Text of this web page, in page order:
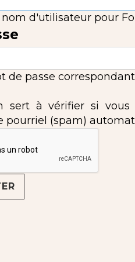
nom d'utilisateur pour
de passe
sert à vérifier si
pourriel (spam)